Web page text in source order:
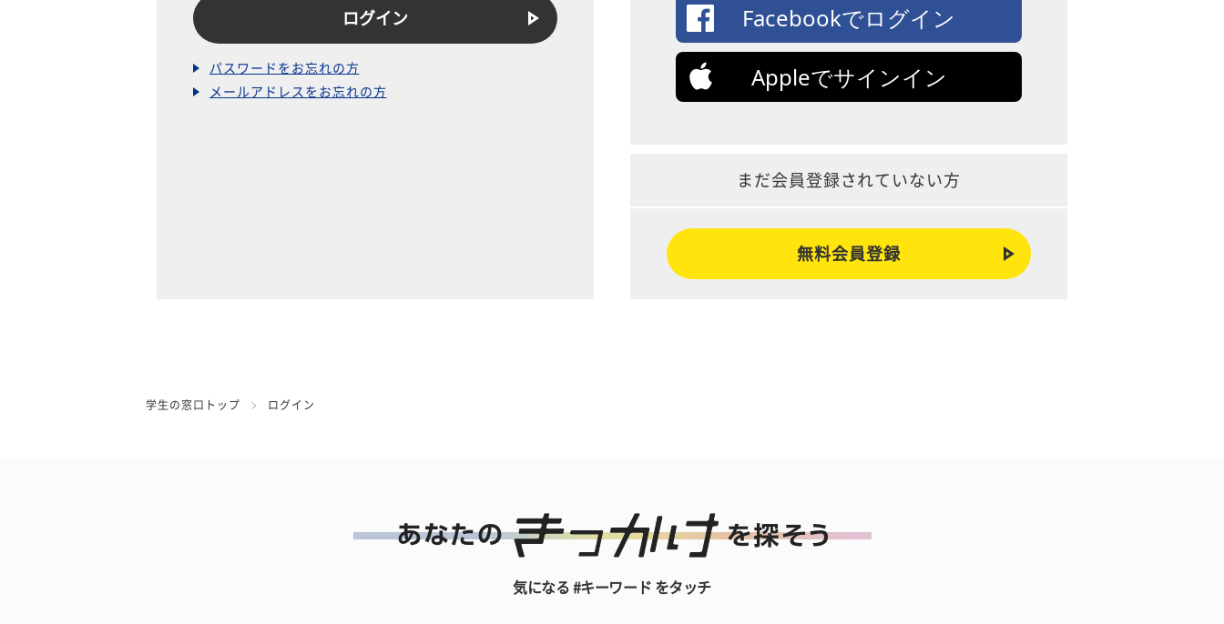
パスワードをお忘れの方
メールアドレスをお忘れの方
Facebookでログイン
Appleでサインイン
まだ会員登録されていない方
無料会員登録
学生の窓口トップ ログイン
気になる #キーワード をタッチ